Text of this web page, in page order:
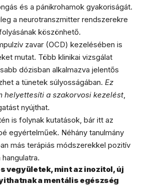
és a pánikrohamok gyakoriságát.
a neurotranszmitter rendszerekre
köszönhető.
zavar (OCD) kezelésében is
mutat. Több klinikai vizsgálat
dózisban alkalmazva jelentős
a tünetek súlyosságában. Ez
helyettesíti a szakorvosi kezelést,
nyújthat.
is folynak kutatások, bár itt az
egyértelműek. Néhány tanulmány
más terápiás módszerekkel pozitív
vegyületek, mint az inozitol, új
a mentális egészség